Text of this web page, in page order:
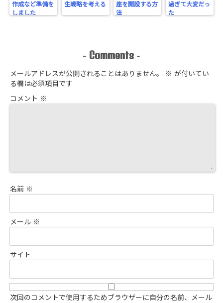
作成など準備を
しました
生戦略を考える
座を開設する方
法
過ぎて大変だっ
た
- Comments -
メールアドレスが公開されることはありません。 ※ が付いてい
る欄は必須項目です
コメント ※
名前 ※
メール ※
サイト
次回のコメントで使用するためブラウザーに自分の名前、メール